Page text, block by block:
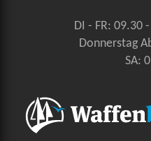
DI - FR: 09.30
Donnerstag
SA: